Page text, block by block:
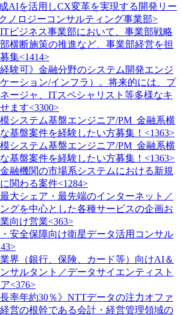
成AIを活用しCX変革を実現する開発リー
ノロジーコンサルティング事業部>
ITビジネス事業部において、事業部戦略
横断施策の推進など、事業部経営を担
集<1414>
経験可》金融分野のシステム開発エンジ
ーション/インフラ）。将来的には、プ
ージャ、ITスペシャリスト等多様なキ
ます<3300>
模システム基盤エンジニア/PM_金融系横
基盤案件を経験したい方募集！<1363>
模システム基盤エンジニア/PM_金融系横
基盤案件を経験したい方募集！<1363>
金融機関の市場系システムにおける新規
関わる案件<1284>
最大シェア・最先端のインターネット／
グを中心とした各種サービスの企画お
向け営業<363>
・安全保障向け衛星データ活用コンサル
業界（銀行、保険、カード等）向けAI＆
サルタント／データサイエンティスト
<376>
長率年約30％》NTTデータの注力オファ
営の根幹である会計・経営管理領域の